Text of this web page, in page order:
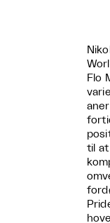
Flo
til